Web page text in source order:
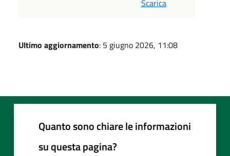
Scarica
Ultimo aggiornamento: 5 giugno 2026, 11:08
Quanto sono chiare le informazioni
su questa pagina?